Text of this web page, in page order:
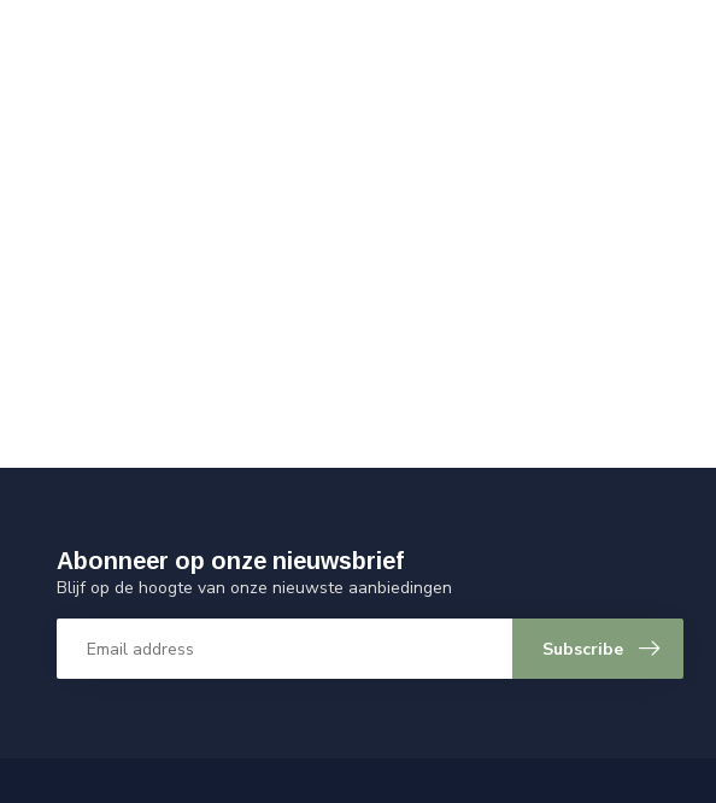
Abonneer op onze nieuwsbrief
Blijf op de hoogte van onze nieuwste aanbiedingen
Subscribe